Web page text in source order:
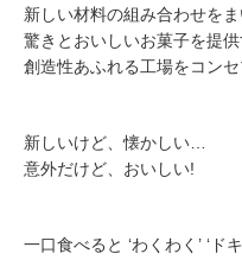
新しい材料の組み合わせをま
驚きとおいしいお菓子を提供
創造性あふれる工場をコンセ
新しいけど、懐かしい…
意外だけど、おいしい!
一口食べると ‘わくわく’ ‘ド